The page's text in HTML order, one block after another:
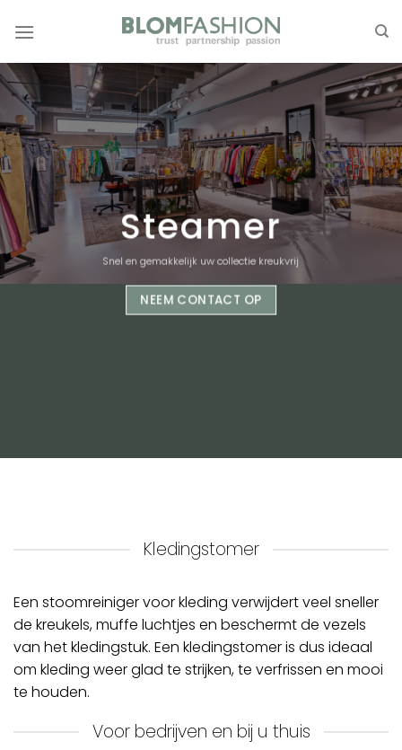
naar
Steamer
Snel en gemakkelijk uw collectie kreukvrij
NEEM CONTACT OP
Kledingstomer
Een stoomreiniger voor kleding verwijdert veel sneller
de kreukels, muffe luchtjes en beschermt de vezels
van het kledingstuk. Een kledingstomer is dus ideaal
om kleding weer glad te strijken, te verfrissen en mooi
te houden.
Voor bedrijven en bij u thuis